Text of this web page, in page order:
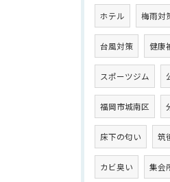
ホテル 梅雨対
台風対策 健康
スポーツジム
福岡市城南区
床下の匂い 筑
カビ臭い 集会